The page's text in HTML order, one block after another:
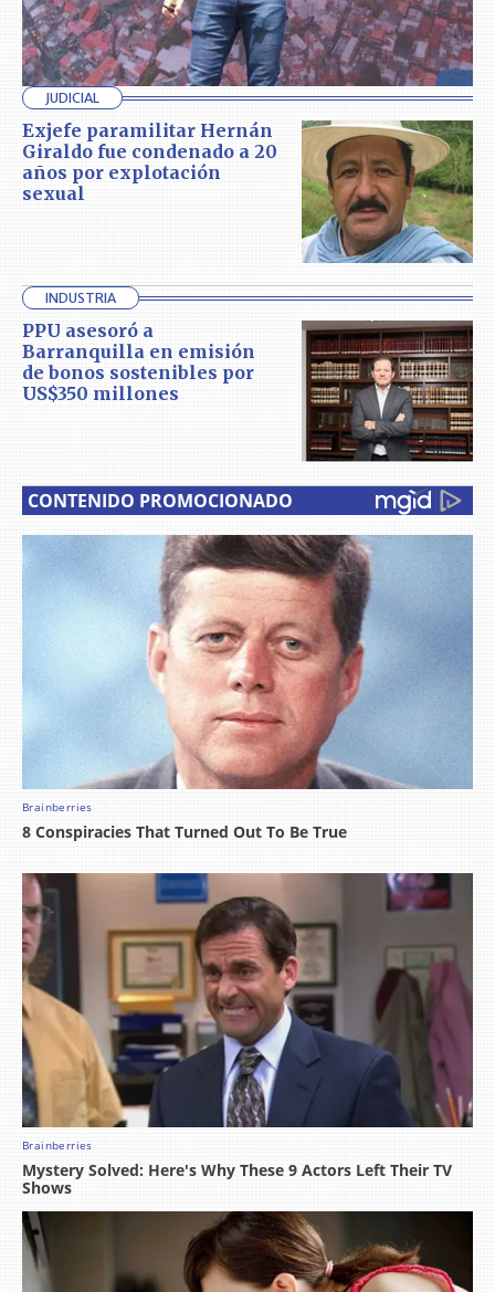
JUDICIAL
Exjefe paramilitar Hernán
Giraldo fue condenado a 20
años por explotación
sexual
INDUSTRIA
PPU asesoró a
Barranquilla en emisión
de bonos sostenibles por
US$350 millones